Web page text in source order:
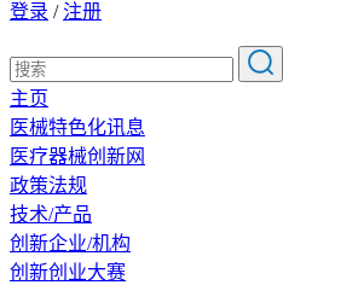
登录 /注册
主页
医械特色化讯息
医疗器械创新网
政策法规
技术/产品
创新企业/机构
创新创业大赛